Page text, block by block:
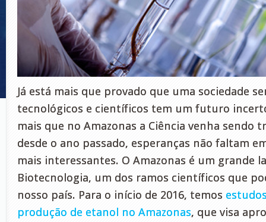
Já está mais que provado que uma sociedade
tecnológicos e científicos tem um futuro
mais que no Amazonas a Ciência venha sendo
desde o ano passado, esperanças não faltam
mais interessantes. O Amazonas é um grande
Biotecnologia, um dos ramos científicos que
nosso país. Para o início de 2016, temos
produção de etanol no Amazonas, que visa